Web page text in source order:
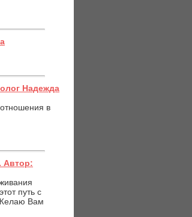
Надежда
в
Автор:
путь с
Желаю Вам